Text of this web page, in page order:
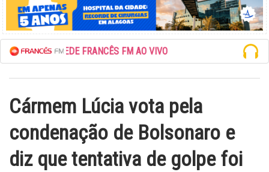
A REDE FRANCÊS FM AO VIVO
Cármem Lúcia vota pela
condenação de Bolsonaro e
diz que tentativa de golpe foi